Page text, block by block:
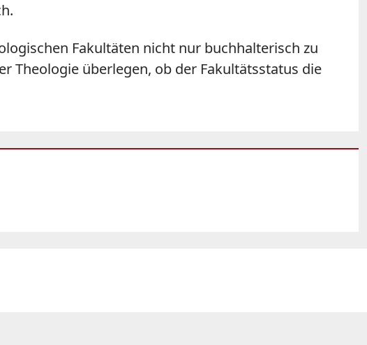
Fakultäten nicht nur buchhalterisch zu
Theologie überlegen, ob der Fakultätsstatus die